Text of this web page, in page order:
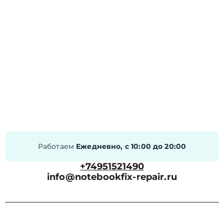
Работаем Ежедневно, с 10:00 до 20:00
+74951521490
info@notebookfix-repair.ru